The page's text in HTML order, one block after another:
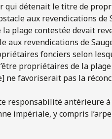
qui détenait le titre de
aux revendications de
plage contestée devait
aux revendications de
fonciers selon
propriétaires de la
favoriserait pas la
responsabilité antérieure
impériale, y compris